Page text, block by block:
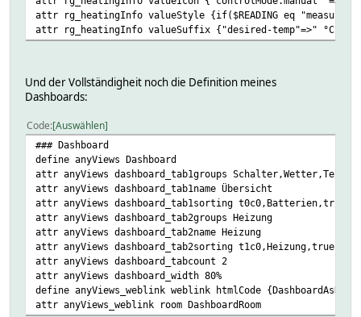
attr Studio.Stellantrieb_Clima model HM-CC-RT-DN
attr Studio.Stellantrieb_Clima peerIDs 00000000,
attr Studio.Stellantrieb_Clima room Studio
attr Studio.Stellantrieb_ClimaTeam peerIDs 00000000,
attr Studio.Stellantrieb_ClimaTeam room Studio
attr Studio.Stellantrieb_remote model HM-CC-RT-DN
attr Studio.Stellantrieb_remote peerIDs 00000000,
attr Studio.Stellantrieb_remote room Studio
define Studio.Thermostat CUL_HM 303D5B
attr Studio.Thermostat IODev HMLAN1
attr Studio.Thermostat actCycle 000:10
attr Studio.Thermostat actStatus alive
attr Studio.Thermostat autoReadReg 4_reqStatus
attr Studio.Thermostat expert 2_full
attr Studio.Thermostat firmware 1.1
attr Studio.Thermostat model HM-TC-IT-WM-W-EU
attr Studio.Thermostat msgRepeat 1
attr Studio.Thermostat room Studio
attr Studio.Thermostat serialNr LEQ1214811
attr rg_heatingInfo valueStyle {if($READING eq
attr rg_heatingInfo valueSuffix {"desired-temp"=>" °C",
Und der Vollständigheit noch die Definition meines
Dashboards:
Code Auswählen
### Dashboard
define anyViews Dashboard
attr anyViews dashboard_tab1groups
attr anyViews dashboard_tab1name Übersicht
attr anyViews dashboard_tab1sorting
attr anyViews dashboard_tab2groups Heizung
attr anyViews dashboard_tab2name Heizung
attr anyViews dashboard_tab2sorting
attr anyViews dashboard_tabcount 2
attr anyViews dashboard_width 80%
define anyViews_weblink weblink htmlCode
attr anyViews_weblink room DashboardRoom